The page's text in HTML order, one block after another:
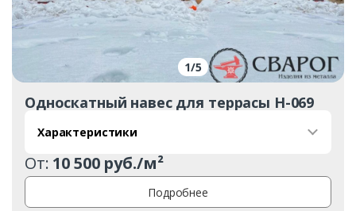
1/5
Односкатный навес для террасы Н-069
Характеристики
От: 10 500 руб./м²
Подробнее